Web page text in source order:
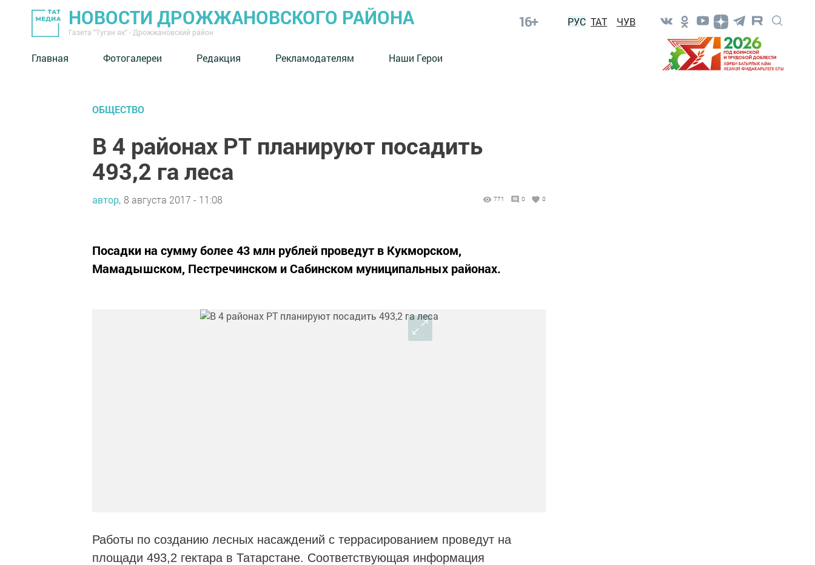
НОВОСТИ ДРОЖЖАНОВСКОГО РАЙОНА
Газета "Туган як" - Дрожжановский район
16+ РУС ТАТ ЧУВ
Главная Фотогалереи Редакция Рекламодателям Наши Герои
ОБЩЕСТВО
В 4 районах РТ планируют посадить
493,2 га леса
автор, 8 августа 2017 - 11:08 771 0 0
Посадки на сумму более 43 млн рублей проведут в Кукморском,
Мамадышском, Пестречинском и Сабинском муниципальных районах.
Работы по созданию лесных насаждений с террасированием проведут на
площади 493,2 гектара в Татарстане. Соответствующая информация